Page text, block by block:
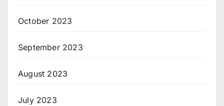
October 2023
September 2023
August 2023
July 2023